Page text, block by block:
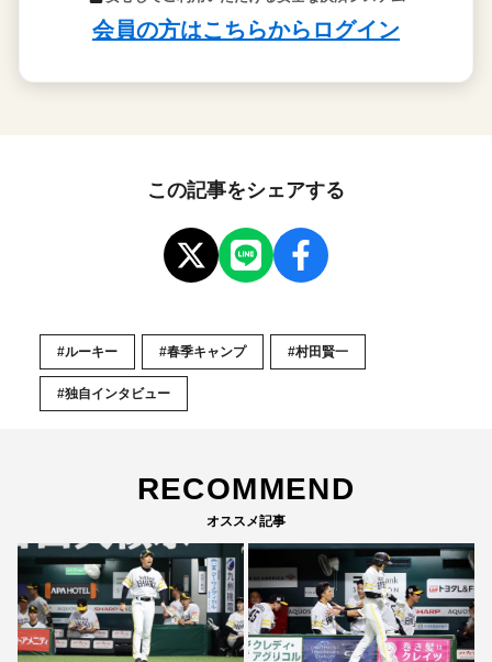
この記事をシェアする
#ルーキー #春季キャンプ #村田賢一
#独自インタビュー
RECOMMEND
オススメ記事